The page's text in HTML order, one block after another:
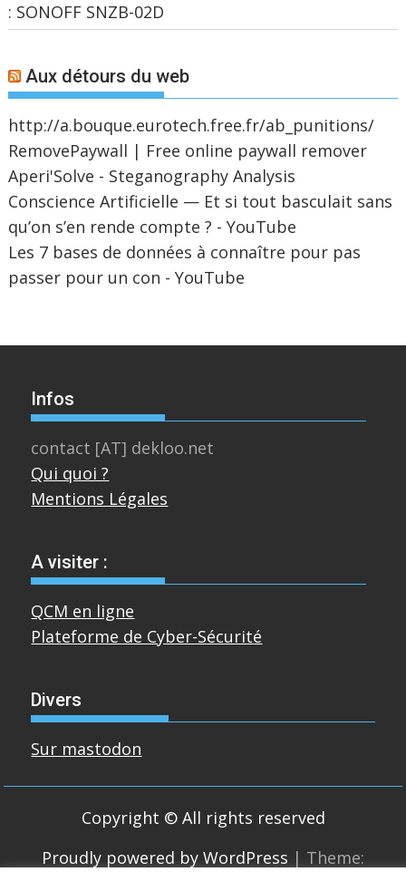
: SONOFF SNZB-02D
Aux détours du web
http://a.bouque.eurotech.free.fr/ab_punitions/
RemovePaywall | Free online paywall remover
Aperi'Solve - Steganography Analysis
Conscience Artificielle — Et si tout basculait sans
qu’on s’en rende compte ? - YouTube
Les 7 bases de données à connaître pour pas
passer pour un con - YouTube
Infos
contact [AT] dekloo.net
Qui quoi ?
Mentions Légales
A visiter :
QCM en ligne
Plateforme de Cyber-Sécurité
Divers
Sur mastodon
Copyright © All rights reserved
Proudly powered by WordPress | Theme: